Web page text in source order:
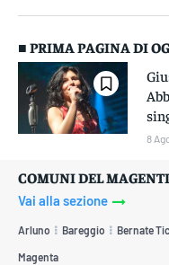
■ PRIMA PAGINA DI
8
COMUNI DEL
Vai alla sezione
Arluno Bareggio Bernate
Magenta